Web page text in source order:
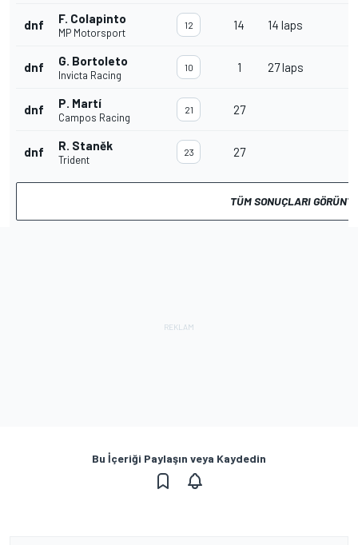
dnf F. Colapinto
MP Motorsport
12 14 14 laps
dnf G. Bortoleto
Invicta Racing
10 1 27 laps
dnf P. Martí
Campos Racing
21 27
dnf R. Staněk
Trident
23 27
TÜM SONUÇLARI
Bu İçeriği Paylaşın veya Kaydedin